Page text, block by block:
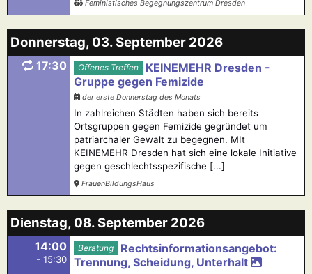
Feministisches Begegnungszentrum Dresden
Donnerstag, 03. September 2026
17:30 Offenes Treffen
KEINEMEHR Dresden -
Gruppe gegen Femizide
der erste Donnerstag des Monats
In zahlreichen Städten haben sich bereits
Ortsgruppen gegen Femizide gegründet um
patriarchaler Gewalt zu begegnen. MIt
KEINEMEHR Dresden hat sich eine lokale Initiative
gegen geschlechtsspezifische [...]
FrauenBildungsHaus
Dienstag, 08. September 2026
14:00
- 15:30
Beratung
Rechtsinformationsangebot:
Trennung, Scheidung, Unterhalt